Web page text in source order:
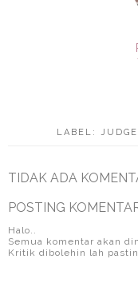
LABEL:
TIDAK ADA
POSTING
Halo..
Semua komentar akan
Kritik dibolehin lah